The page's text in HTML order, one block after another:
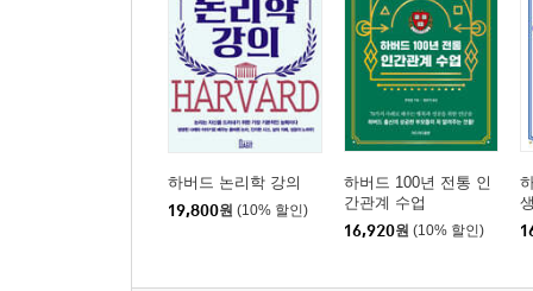
하버드 논리학 강의
19,800원 (10% 할인)
하버드 100년 전통 인
간관계 수업
16,920원 (10% 할인)